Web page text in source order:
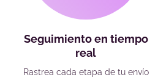
Seguimiento en tiempo
real
Rastrea cada etapa de tu envío